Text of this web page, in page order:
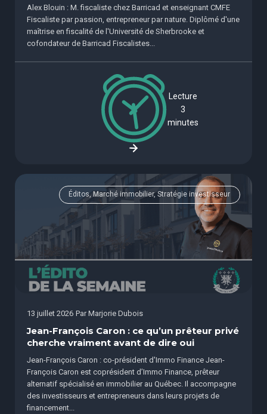
Alex Blouin : M. fiscaliste chez Barricad et enseignant CMFE
Fiscaliste par passion, entrepreneur par nature. Diplômé d'une
maîtrise en fiscalité de l'Université de Sherbrooke et
cofondateur de Barricad Fiscalistes...
Lecture
3
minutes
Éditos, Marché immobilier, Stratégie investisseur
13 juillet 2026 Par Marjorie Dubois
Jean-François Caron : ce qu’un prêteur privé
cherche vraiment avant de dire oui
Jean-François Caron : co-président d'Immo Finance Jean-
François Caron est coprésident d’Immo Finance, prêteur
alternatif spécialisé en immobilier au Québec. Il accompagne
des investisseurs et entrepreneurs dans leurs projets de
financement...